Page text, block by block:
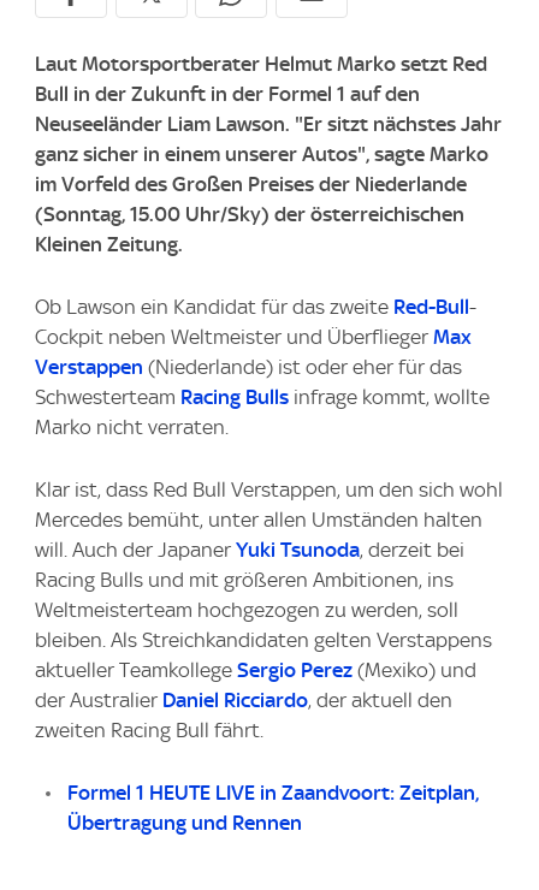
Laut Motorsportberater Helmut Marko setzt Red
Bull in der Zukunft in der Formel 1 auf den
Neuseeländer Liam Lawson. "Er sitzt nächstes Jahr
ganz sicher in einem unserer Autos", sagte Marko
im Vorfeld des Großen Preises der Niederlande
(Sonntag, 15.00 Uhr/Sky) der österreichischen
Kleinen Zeitung.
Ob Lawson ein Kandidat für das zweite Red-Bull-
Cockpit neben Weltmeister und Überflieger Max
Verstappen (Niederlande) ist oder eher für das
Schwesterteam Racing Bulls infrage kommt, wollte
Marko nicht verraten.
Klar ist, dass Red Bull Verstappen, um den sich wohl
Mercedes bemüht, unter allen Umständen halten
will. Auch der Japaner Yuki Tsunoda, derzeit bei
Racing Bulls und mit größeren Ambitionen, ins
Weltmeisterteam hochgezogen zu werden, soll
bleiben. Als Streichkandidaten gelten Verstappens
aktueller Teamkollege Sergio Perez (Mexiko) und
der Australier Daniel Ricciardo, der aktuell den
zweiten Racing Bull fährt.
Formel 1 HEUTE LIVE in Zaandvoort: Zeitplan,
Übertragung und Rennen